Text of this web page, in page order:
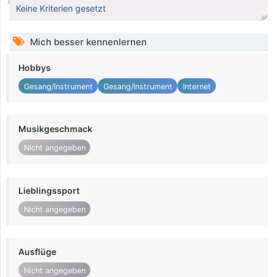
Keine Kriterien gesetzt
Mich besser kennenlernen
Hobbys
Gesang/Instrument Gesang/Instrument Internet
Musikgeschmack
Nicht angegeben
Lieblingssport
Nicht angegeben
Ausflüge
Nicht angegeben